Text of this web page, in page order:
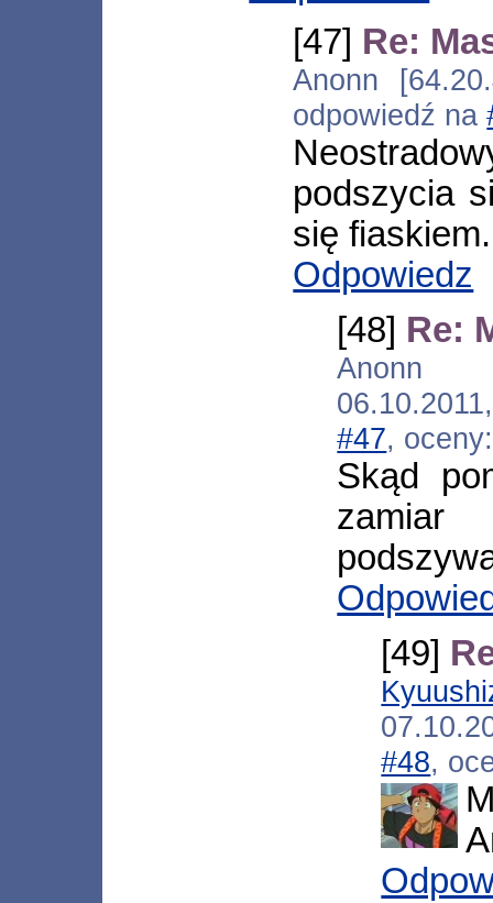
[47] Re:
Anonn
odpowiedź na
podszycia
się fiaskiem.
Odpowiedz
[48] Re:
Anonn
#47,
Skąd
[49]
#48,